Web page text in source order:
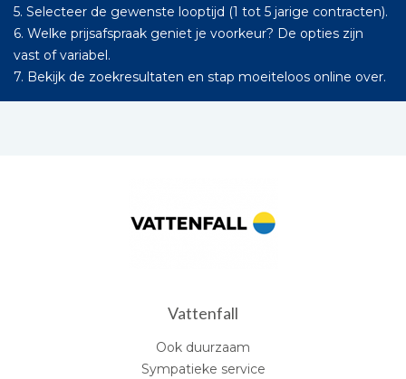
5. Selecteer de gewenste looptijd (1 tot 5 jarige contracten).
6. Welke prijsafspraak geniet je voorkeur? De opties zijn
vast of variabel.
7. Bekijk de zoekresultaten en stap moeiteloos online over.
Vattenfall
Ook duurzaam
Sympatieke service